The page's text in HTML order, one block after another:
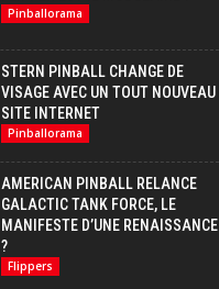
Pinballorama
STERN PINBALL CHANGE DE
VISAGE AVEC UN TOUT NOUVEAU
SITE INTERNET
Pinballorama
AMERICAN PINBALL RELANCE
GALACTIC TANK FORCE, LE
MANIFESTE D’UNE RENAISSANCE
?
Flippers